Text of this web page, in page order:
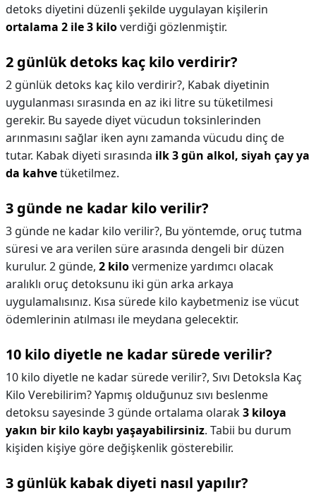
detoks diyetini düzenli şekilde uygulayan kişilerin
ortalama 2 ile 3 kiloverdiği gözlenmiştir.
2 günlük detoks kaç kilo verdirir?
2 günlük detoks kaç kilo verdirir?, Kabak diyetinin
uygulanması sırasında en az iki litre su tüketilmesi
gerekir. Bu sayede diyet vücudun toksinlerinden
arınmasını sağlar iken aynı zamanda vücudu dinç de
tutar. Kabak diyeti sırasında ilk 3 gün alkol, siyah çay ya
da kahvetüketilmez.
3 günde ne kadar kilo verilir?
3 günde ne kadar kilo verilir?, Bu yöntemde, oruç tutma
süresi ve ara verilen süre arasında dengeli bir düzen
kurulur. 2 günde, 2 kilovermenize yardımcı olacak
aralıklı oruç detoksunu iki gün arka arkaya
uygulamalısınız. Kısa sürede kilo kaybetmeniz ise vücut
ödemlerinin atılması ile meydana gelecektir.
10 kilo diyetle ne kadar sürede verilir?
10 kilo diyetle ne kadar sürede verilir?, Sıvı Detoksla Kaç
Kilo Verebilirim? Yapmış olduğunuz sıvı beslenme
detoksu sayesinde 3 günde ortalama olarak3 kiloya
yakın bir kilo kaybı yaşayabilirsiniz. Tabii bu durum
kişiden kişiye göre değişkenlik gösterebilir.
3 günlük kabak diyeti nasıl yapılır?